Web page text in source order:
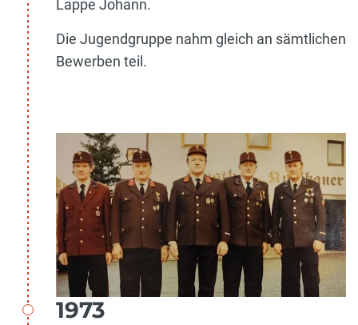
Lappe Johann.
Die Jugendgruppe nahm gleich an sämtlichen
Bewerben teil.
1973